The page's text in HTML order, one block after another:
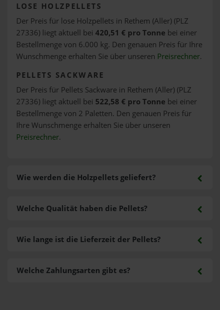
LOSE HOLZPELLETS
Der Preis für lose Holzpellets in Rethem (Aller) (PLZ
27336) liegt aktuell bei 420,51 € pro Tonne bei einer
Bestellmenge von 6.000 kg. Den genauen Preis für Ihre
Wunschmenge erhalten Sie über unseren Preisrechner.
PELLETS SACKWARE
Der Preis für Pellets Sackware in Rethem (Aller) (PLZ
27336) liegt aktuell bei 522,58 € pro Tonne bei einer
Bestellmenge von 2 Paletten. Den genauen Preis für
Ihre Wunschmenge erhalten Sie über unseren
Preisrechner.
Wie werden die Holzpellets geliefert?
Welche Zahlungsarten gibt es?
Welche Qualität haben die Pellets?
Wie lange ist die Lieferzeit der Pellets?